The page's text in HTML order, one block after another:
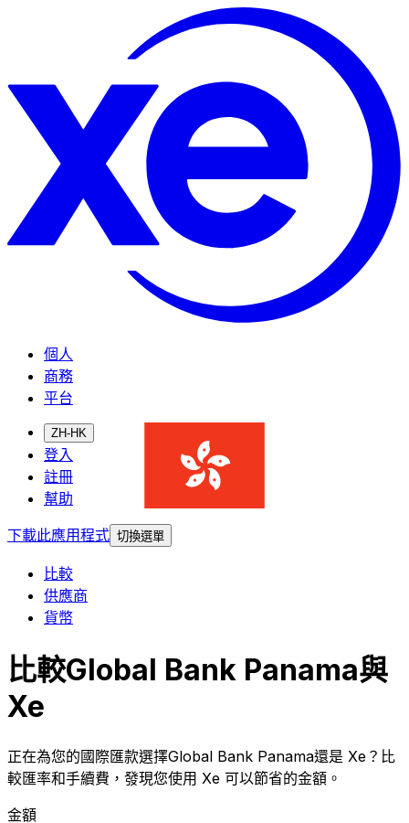
個人
商務
平台
ZH-HK
登入
註冊
幫助
下載此應用程式 切換選單
比較
供應商
貨幣
比較Global Bank Panama與
Xe
正在為您的國際匯款選擇Global Bank Panama還是 Xe？比
較匯率和手續費，發現您使用 Xe 可以節省的金額。
金額